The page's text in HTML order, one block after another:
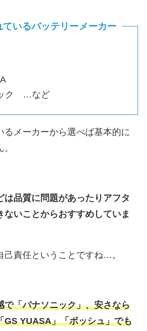
いるバッテリーメーカー
ク …など
るメーカーから選べば基本的に
は品質に問題があったりアフタ
ないことからおすすめしていま
己責任ということですね…。
で「パナソニック」、安さなら
GS YUASA」「ボッシュ」でも